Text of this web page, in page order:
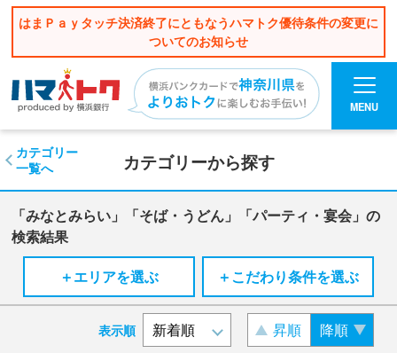
はまＰａｙタッチ決済終了にともなうハマトク優待条件の変更に
ついてのお知らせ
MENU
カテゴリーから探す
カテゴリー
一覧へ
「みなとみらい」「そば・うどん」「パーティ・宴会」の
検索結果
＋エリアを選ぶ
＋こだわり条件を選ぶ
表示順 昇順 降順